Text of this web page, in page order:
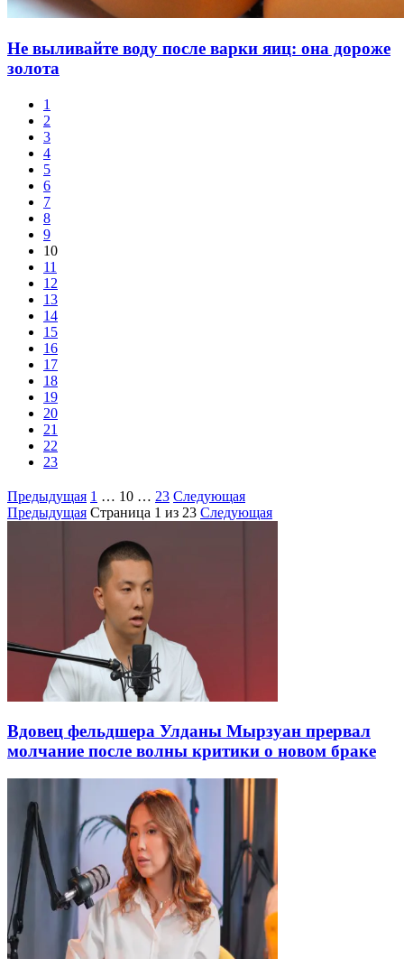
Не выливайте воду после варки яиц: она дороже
золота
1
2
3
4
5
6
7
8
9
10
11
12
13
14
15
16
17
18
19
20
21
22
23
Предыдущая 1 … 10 … 23 Следующая
Предыдущая Страница 1 из 23 Следующая
Вдовец фельдшера Улданы Мырзуан прервал
молчание после волны критики о новом браке